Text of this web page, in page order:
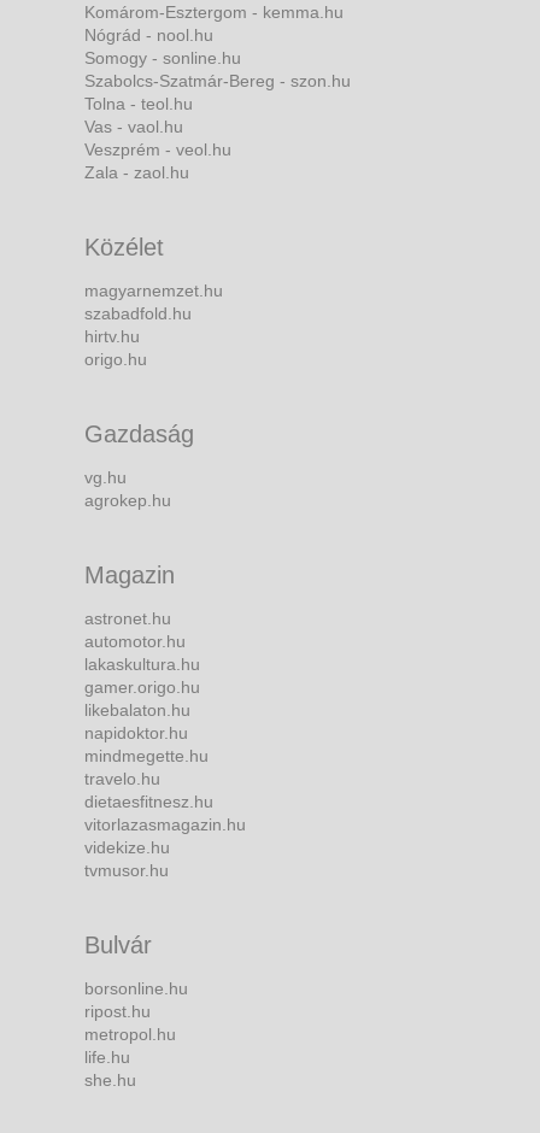
Komárom-Esztergom - kemma.hu
Nógrád - nool.hu
Somogy - sonline.hu
Szabolcs-Szatmár-Bereg - szon.hu
Tolna - teol.hu
Vas - vaol.hu
Veszprém - veol.hu
Zala - zaol.hu
Közélet
magyarnemzet.hu
szabadfold.hu
hirtv.hu
origo.hu
Gazdaság
vg.hu
agrokep.hu
Magazin
astronet.hu
automotor.hu
lakaskultura.hu
gamer.origo.hu
likebalaton.hu
napidoktor.hu
mindmegette.hu
travelo.hu
dietaesfitnesz.hu
vitorlazasmagazin.hu
videkize.hu
tvmusor.hu
Bulvár
borsonline.hu
ripost.hu
metropol.hu
life.hu
she.hu